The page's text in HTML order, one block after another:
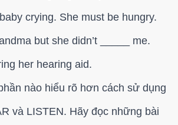
crying. She must be hungry.
but she didn’t _____ me.
her hearing aid.
nào hiểu rõ hơn cách sử dụng
và LISTEN. Hãy đọc những bài